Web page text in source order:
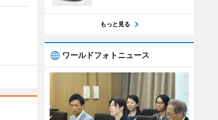
もっと見る
ワールドフォトニュース